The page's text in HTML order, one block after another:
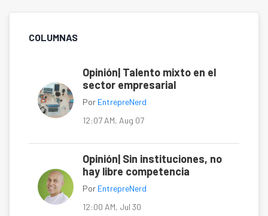
COLUMNAS
Opinión| Talento mixto en el
sector empresarial
Por EntrepreNerd
12:07 AM, Aug 07
Opinión| Sin instituciones, no
hay libre competencia
Por EntrepreNerd
12:00 AM, Jul 30